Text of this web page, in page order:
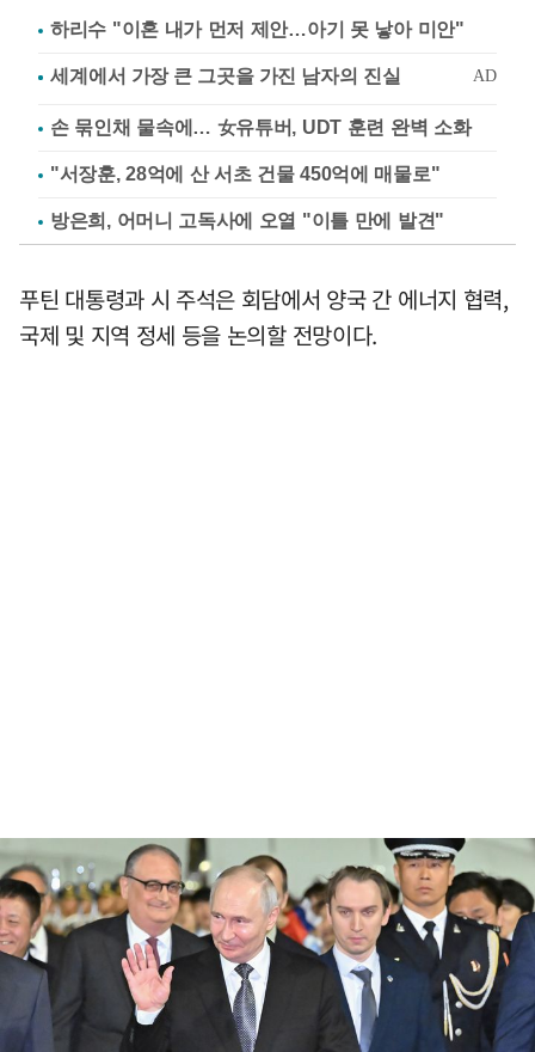
하리수 "이혼 내가 먼저 제안…아기 못 낳아 미안"
손 묶인채 물속에… 女유튜버, UDT 훈련 완벽 소화
"서장훈, 28억에 산 서초 건물 450억에 매물로"
방은희, 어머니 고독사에 오열 "이틀 만에 발견"
푸틴 대통령과 시 주석은 회담에서 양국 간 에너지 협력,
국제 및 지역 정세 등을 논의할 전망이다.